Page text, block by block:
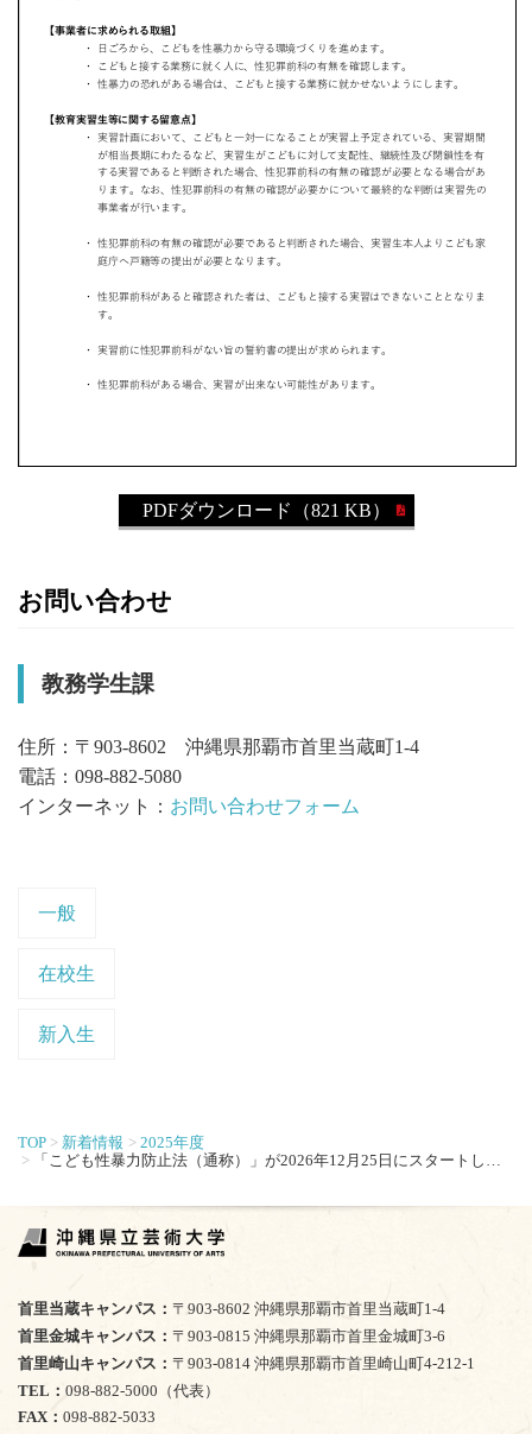
PDFダウンロード（821 KB）
お問い合わせ
教務学生課
住所：〒903-8602 沖縄県那覇市首里当蔵町1-4
電話：098-882-5080
インターネット： お問い合わせフォーム
一般
在校生
新入生
TOP 新着情報
2025年度
「こども性暴力防止法（通称）」が2026年12月25日にスタートします
TEL
098-882-5000（代表）
FAX
098-882-5033
首里当蔵キャンパス
〒903-8602 沖縄県那覇市首里当蔵町1-4
首里金城キャンパス
〒903-0815 沖縄県那覇市首里金城町3-6
首里崎山キャンパス
〒903-0814 沖縄県那覇市首里崎山町4-212-1